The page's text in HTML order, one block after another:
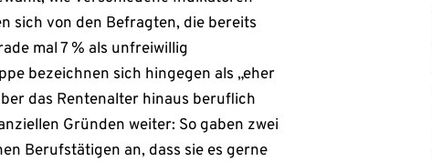
sich von den Befragten, die bereits
mal 7 % als unfreiwillig
bezeichnen sich hingegen als „eher
das Rentenalter hinaus beruflich
Gründen weiter: So gaben zwei
Berufstätigen an, dass sie es gerne